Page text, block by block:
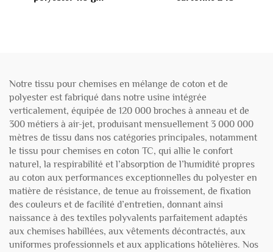
Notre tissu pour chemises en mélange de coton et de
polyester est fabriqué dans notre usine intégrée
verticalement, équipée de 120 000 broches à anneau et de
300 métiers à air-jet, produisant mensuellement 3 000 000
mètres de tissu dans nos catégories principales, notamment
le tissu pour chemises en coton TC, qui allie le confort
naturel, la respirabilité et l’absorption de l’humidité propres
au coton aux performances exceptionnelles du polyester en
matière de résistance, de tenue au froissement, de fixation
des couleurs et de facilité d’entretien, donnant ainsi
naissance à des textiles polyvalents parfaitement adaptés
aux chemises habillées, aux vêtements décontractés, aux
uniformes professionnels et aux applications hôtelières. Nos